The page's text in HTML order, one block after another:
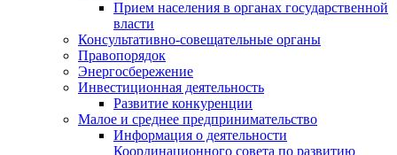
Прием населения в органах государственной
власти
Консультативно-совещательные органы
Правопорядок
Энергосбережение
Инвестиционная деятельность
Развитие конкуренции
Малое и среднее предпринимательство
Информация о деятельности
Координационного совета по развитию